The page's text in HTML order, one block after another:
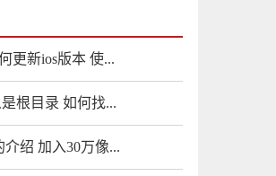
更新ios版本 使...
根目录 如何找...
介绍 加入30万像...